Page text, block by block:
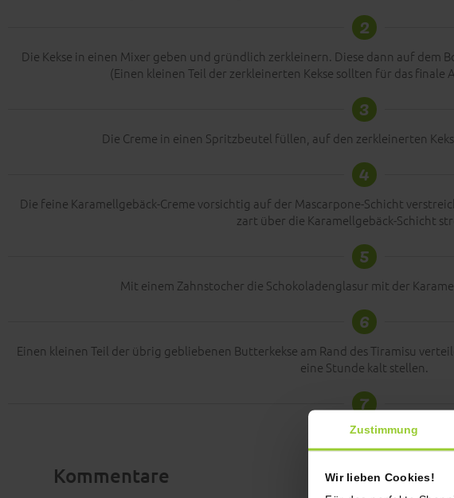
Zustimmung
Wir lieben Cookies!
2
Die Kekse in einen Mixer geben und gründlich zerkleinern. Diese dann auf dem
(Einen kleinen Teil der zerkleinerten Kekse sollten für das
3
Die Creme in einen Spritzbeutel füllen, auf den zerkleinerten
4
Die feine Karamellgebäck-Creme vorsichtig auf der Mascarpone-Schicht
zart über die Karamellgebäck-Schicht
5
Mit einem Zahnstocher die Schokoladenglasur mit der
6
Einen kleinen Teil der übrig gebliebenen Butterkekse am Rand des Tiramisu
eine Stunde kalt stellen.
7
Happy Dessert!
Kommentare